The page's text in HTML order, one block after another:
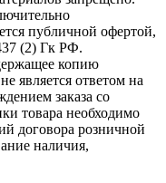
публичной офертой,
(2) Гк РФ.
копию
является ответом на
заказа со
товара необходимо
договора розничной
наличия,